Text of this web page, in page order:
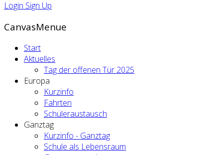
Login Sign Up
CanvasMenue
Start
Aktuelles
Tag der offenen Tür 2025
Europa
Kurzinfo
Fahrten
Schüleraustausch
Ganztag
Kurzinfo - Ganztag
Schule als Lebensraum